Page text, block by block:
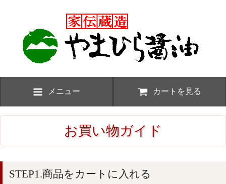
メニュー カートを見る
お買い物ガイド
STEP1.商品をカートに入れる